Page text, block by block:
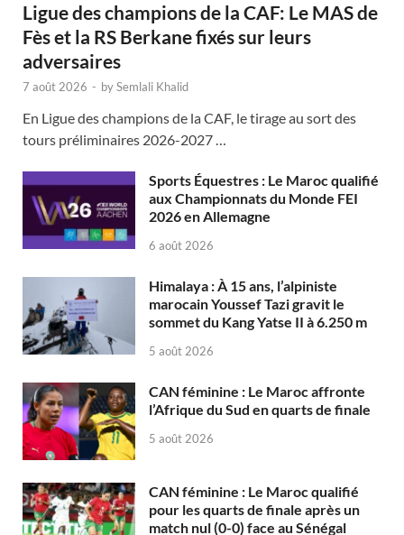
Ligue des champions de la CAF: Le MAS de
Fès et la RS Berkane fixés sur leurs
adversaires
7 août 2026 - bySemlali Khalid
En Ligue des champions de la CAF, le tirage au sort des
tours préliminaires 2026-2027 …
Sports Équestres : Le Maroc qualifié
aux Championnats du Monde FEI
2026 en Allemagne
6 août 2026
Himalaya : À 15 ans, l’alpiniste
marocain Youssef Tazi gravit le
sommet du Kang Yatse II à 6.250 m
5 août 2026
CAN féminine : Le Maroc affronte
l’Afrique du Sud en quarts de finale
5 août 2026
CAN féminine : Le Maroc qualifié
pour les quarts de finale après un
match nul (0-0) face au Sénégal